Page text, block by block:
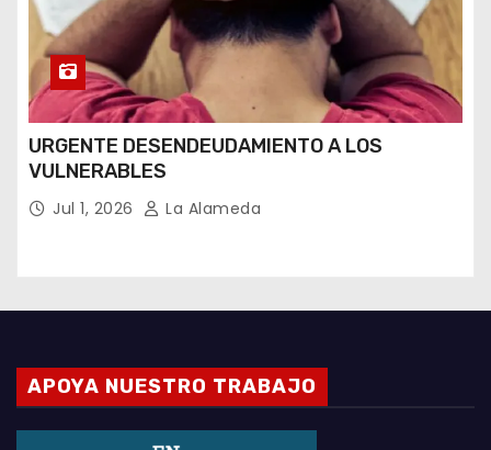
URGENTE DESENDEUDAMIENTO A LOS
VULNERABLES
Jul 1, 2026 La Alameda
APOYA NUESTRO TRABAJO